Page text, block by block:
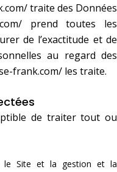
traite des Données
prend toutes les
de l’exactitude et de
au regard des
frank.com/ les traite.
de traiter tout ou
le Site et la gestion et la